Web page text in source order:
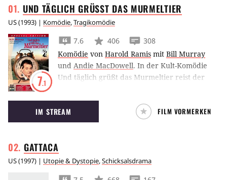
UND TÄGLICH GRÜSST DAS MURMELTIER
US(1993) | Komödie,Tragikomödie
7.1
7.6 406
308
Komödie von Harold Ramis mit Bill Murray
und Andie MacDowell. In der Kult-Komödie
Und täglich grüßt das Murmeltier reist der
langweiliges Provinzkaff und wird dort in
einer Zeitschleife gefangen.
IM STREAM FILM VORMERKEN
GATTACA
US(1997) | Utopie & Dystopie,Schicksalsdrama